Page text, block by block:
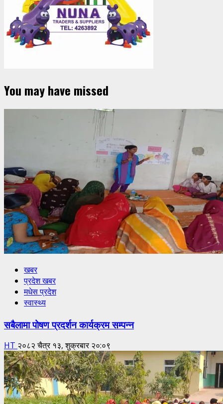
You may have missed
खबर
प्रदेश खबर
मधेस प्रदेश
स्वास्थ्य
सबैलामा पोषण प्रदर्शन कार्यक्रम सम्पन्न
HT २०८२ चैत्र १३, शुक्रबार २०:०९